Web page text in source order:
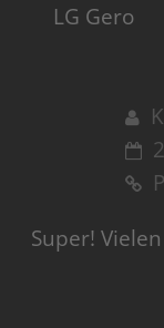
LG Gero
Super!